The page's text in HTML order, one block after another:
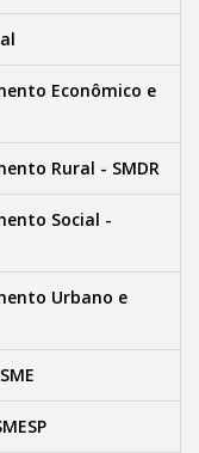
Econômico e
Rural - SMDR
Social -
Urbano e